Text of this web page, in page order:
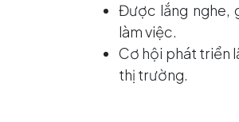
Được lắng nghe,
làm việc.
Cơ hội phát triển
thị trường.